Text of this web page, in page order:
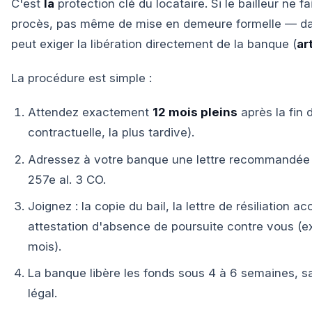
C'est la protection clé du locataire. Si le bailleur ne
procès, pas même de mise en demeure formelle —
peut exiger la libération directement de la banque (
La procédure est simple :
Attendez exactement 12 mois pleins après la fin
contractuelle, la plus tardive).
Adressez à votre banque une lettre
257e al. 3 CO.
Joignez : la copie du bail, la lettre de résiliation
attestation d'absence de poursuite contre vous
mois).
La banque libère les fonds sous 4 à 6 semaines,
légal.